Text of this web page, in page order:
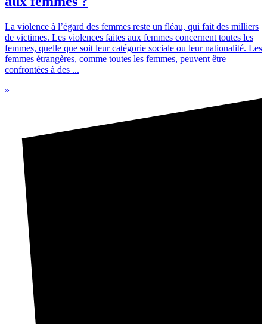
La violence à l’égard des femmes reste un fléau, qui fait des milliers
de victimes. Les violences faites aux femmes concernent toutes les
femmes, quelle que soit leur catégorie sociale ou leur nationalité. Les
femmes étrangères, comme toutes les femmes, peuvent être
confrontées à des ...
»